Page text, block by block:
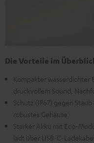
Die Vorteile im
Kompakter
druckvollem Sound,
Schutz (IP67) gegen
robustes Gehäuse
Starker Akku mit Eco-
lädt über USB-C-Ladekabel